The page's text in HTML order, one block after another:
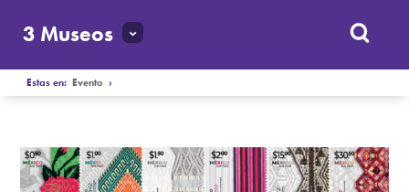
3 Museos
Estas en:Evento ›